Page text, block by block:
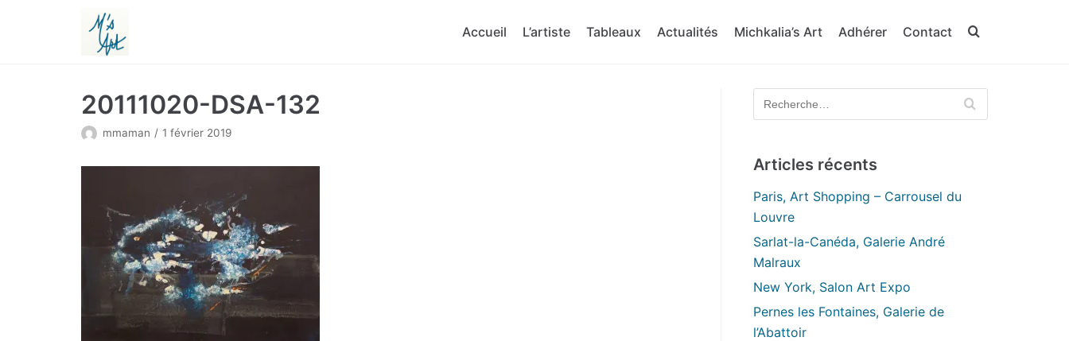
Accueil L’artiste Tableaux Actualités Michkalia’s Art Adhérer Contact
20111020-DSA-132
mmaman 1 février 2019
Articles récents
Paris, Art Shopping – Carrousel du
Louvre
Sarlat-la-Canéda, Galerie André
Malraux
New York, Salon Art Expo
Pernes les Fontaines, Galerie de
l’Abattoir